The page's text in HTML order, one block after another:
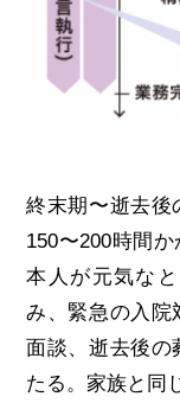
終末期〜逝去後
150〜200時間
本人が元気な
み、緊急の入院
面談、逝去後の
たる。家族と同